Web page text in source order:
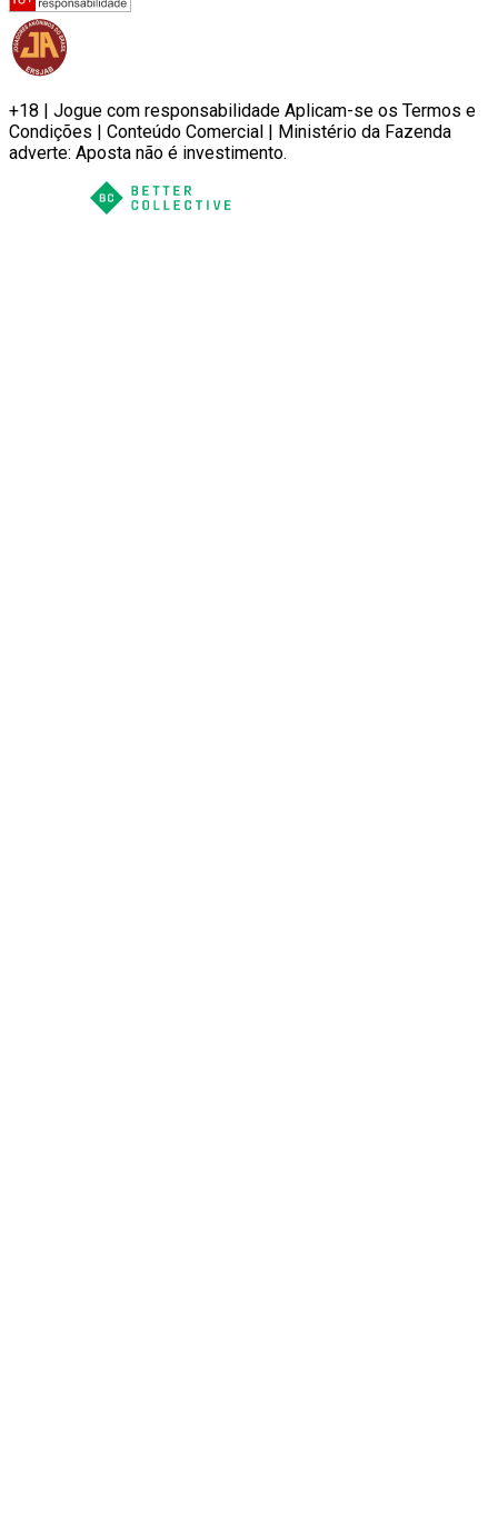
+18 | Jogue com responsabilidade Aplicam-se os Termos e
Condições | Conteúdo Comercial | Ministério da Fazenda
adverte: Aposta não é investimento.